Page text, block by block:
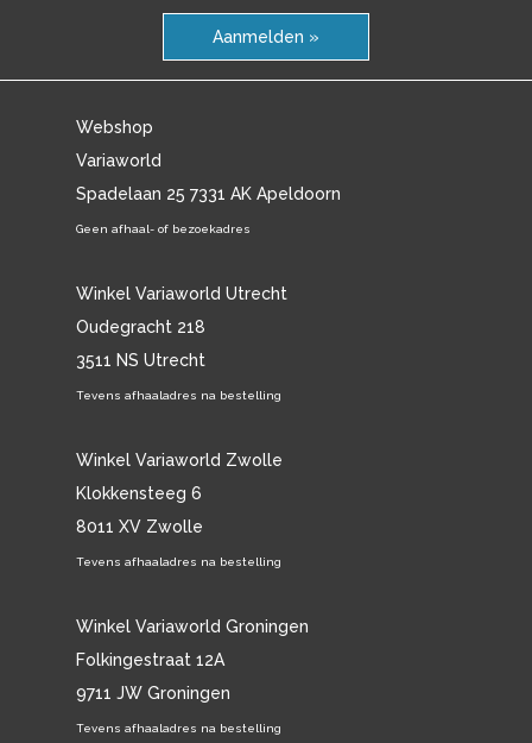
Aanmelden »
Webshop
Variaworld
Spadelaan 25 7331 AK Apeldoorn
Geen afhaal- of bezoekadres
Winkel Variaworld Utrecht
Oudegracht 218
3511 NS Utrecht
Tevens afhaaladres na bestelling
Winkel Variaworld Zwolle
Klokkensteeg 6
8011 XV Zwolle
Tevens afhaaladres na bestelling
Winkel Variaworld Groningen
Folkingestraat 12A
9711 JW Groningen
Tevens afhaaladres na bestelling